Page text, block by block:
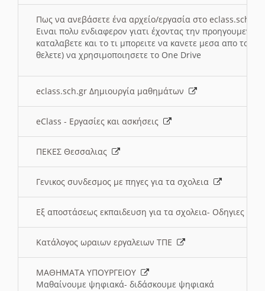
Πως να ανεβάσετε ένα αρχείο/εργασία στο eclass.sch.gr
Ειναι πολυ ενδιαφερον γιατι έχοντας την
καταλαβετε και το τι μπορειτε να κανετε μεσα απο το
θελετε) να χρησιμοποιησετε το One Drive
eclass.sch.gr Δημιουργία μαθημάτων
eClass - Εργασίες και ασκήσεις
ΠΕΚΕΣ Θεσσαλιας
Γενικος συνδεσμος με πηγες για τα σχολεια
Εξ αποστάσεως εκπαιδευση για τα σχολεια- Οδηγιες
Κατάλογος ωραιων εργαλειων ΤΠΕ
ΜΑΘΗΜΑΤΑ ΥΠΟΥΡΓΕΙΟΥ
Μαθαίνουμε ψηφιακά- διδάσκουμε ψηφιακά